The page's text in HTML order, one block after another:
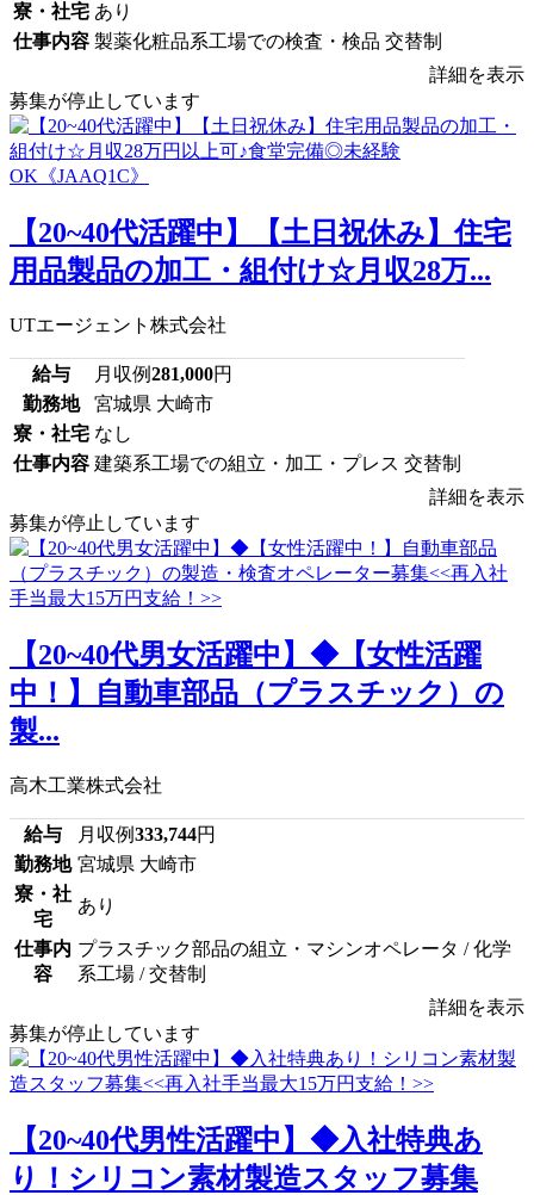
寮・社宅 あり
仕事内容 製薬化粧品系工場での検査・検品 交替制
詳細を表示
募集が停止しています
【20~40代活躍中】【土日祝休み】住宅
用品製品の加工・組付け☆月収28万...
UTエージェント株式会社
給与 月収例281,000円
勤務地
宮城県 大崎市
寮・社宅 なし
仕事内容 建築系工場での組立・加工・プレス 交替制
詳細を表示
募集が停止しています
【20~40代男女活躍中】◆【女性活躍
中！】自動車部品（プラスチック）の
製...
高木工業株式会社
給与 月収例333,744円
勤務地 宮城県 大崎市
寮・社
宅
あり
仕事内
容
プラスチック部品の組立・マシンオペレータ / 化学
系工場 / 交替制
詳細を表示
募集が停止しています
【20~40代男性活躍中】◆入社特典あ
り！シリコン素材製造スタッフ募集